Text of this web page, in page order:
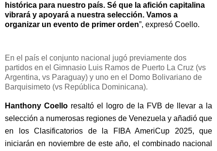
histórica para nuestro país. Sé que la afición capitalina
vibrará y apoyará a nuestra selección. Vamos a
organizar un evento de primer orden”, expresó Coello.
En el país el conjunto nacional jugó previamente dos
partidos en el Gimnasio Luis Ramos de Puerto La Cruz (vs
Argentina, vs Paraguay) y uno en el Domo Bolivariano de
Barquisimeto (vs República Dominicana).
Hanthony Coello resaltó el logro de la FVB de llevar a la
selección a numerosas regiones de Venezuela y añadió que
en los Clasificatorios de la FIBA AmeriCup 2025, que
iniciarán en noviembre de este año, el combinado nacional